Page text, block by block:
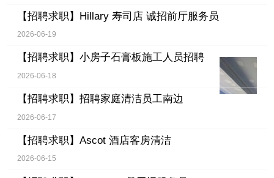
【招聘求职】 Hillary 寿司店 诚招前厅服务员
2026-06-19
【招聘求职】 小房子石膏板施工人员招聘
2026-06-18
【招聘求职】 招聘家庭清洁员工南边
2026-06-17
【招聘求职】 Ascot 酒店客房清洁
2026-06-15